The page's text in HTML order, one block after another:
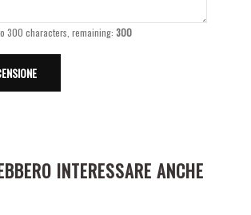
300 characters, remaining:300
INTERESSARE ANCHE